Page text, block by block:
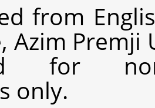
from
Azim Premji
for non-
only.